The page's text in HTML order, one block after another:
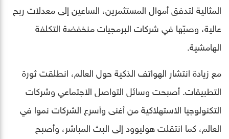
المثالية لتدفق أموال المستثمرين، الساعين إلى معدلات ربح
عالية، وصبّها في شركات البرمجيات منخفضة التكلفة
الهامشية.
مع زيادة انتشار الهواتف الذكية حول العالم، انطلقت ثورة
التطبيقات. أصبحت وسائل التواصل الاجتماعي وشركات
التكنولوجيا الاستهلاكية من أغنى وأسرع الشركات نموا في
العالم، كما انتقلت هوليوود إلى البث المباشر، وأصبح